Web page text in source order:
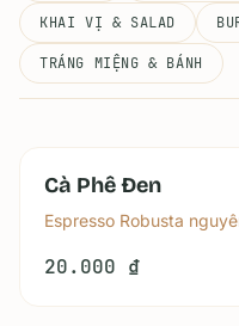
KHAI VỊ & SALAD
TRÁNG MIỆNG & BÁNH
Cà Phê Đen
Espresso Robusta
20.000 ₫